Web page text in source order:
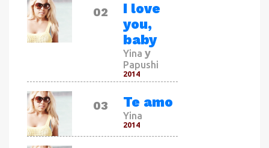
02
I love
you,
baby
Yina y
Papushi
2014
03 Te amo
Yina
2014